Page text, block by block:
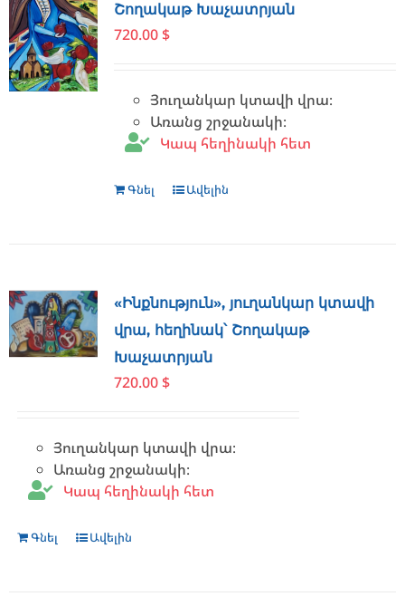
Շողակաթ Խաչատրյան
720.00 $
Յուղանկար կտավի վրա։
Առանց շրջանակի։
Կապ հեղինակի հետ
Գնել Ավելին
«Ինքնություն», յուղանկար կտավի
վրա, հեղինակ՝ Շողակաթ
Խաչատրյան
720.00 $
Յուղանկար կտավի վրա։
Առանց շրջանակի։
Կապ հեղինակի հետ
Գնել Ավելին